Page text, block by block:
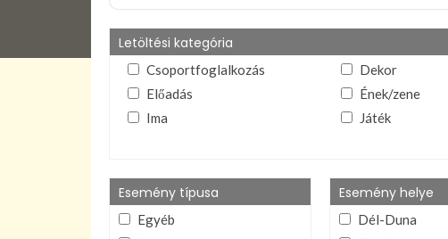
Letöltési kategória
Csoportfoglalkozás Dekor
Előadás
Ének/zene
Ima
Játék
stb.)
Téma és esemény
összegző
VIFI alapítvány
dokumentumai
Esemény típusa
Egyéb
Esemény helye
Dél-Duna